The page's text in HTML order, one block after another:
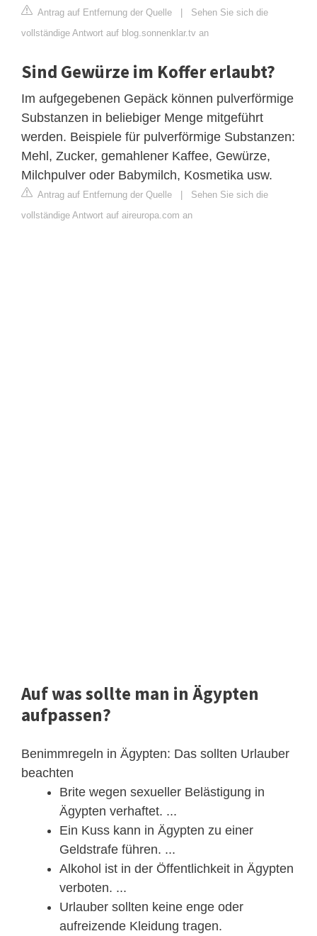
Antrag auf Entfernung der Quelle | Sehen Sie sich die
vollständige Antwort auf blog.sonnenklar.tv an
Sind Gewürze im Koffer erlaubt?
Im aufgegebenen Gepäck können pulverförmige
Substanzen in beliebiger Menge mitgeführt
werden. Beispiele für pulverförmige Substanzen:
Mehl, Zucker, gemahlener Kaffee, Gewürze,
Milchpulver oder Babymilch, Kosmetika usw.
Antrag auf Entfernung der Quelle | Sehen Sie sich die
vollständige Antwort auf aireuropa.com an
Auf was sollte man in Ägypten
aufpassen?
Benimmregeln in Ägypten: Das sollten Urlauber
beachten
Brite wegen sexueller Belästigung in
Ägypten verhaftet. ...
Ein Kuss kann in Ägypten zu einer
Geldstrafe führen. ...
Alkohol ist in der Öffentlichkeit in Ägypten
verboten. ...
Urlauber sollten keine enge oder
aufreizende Kleidung tragen.